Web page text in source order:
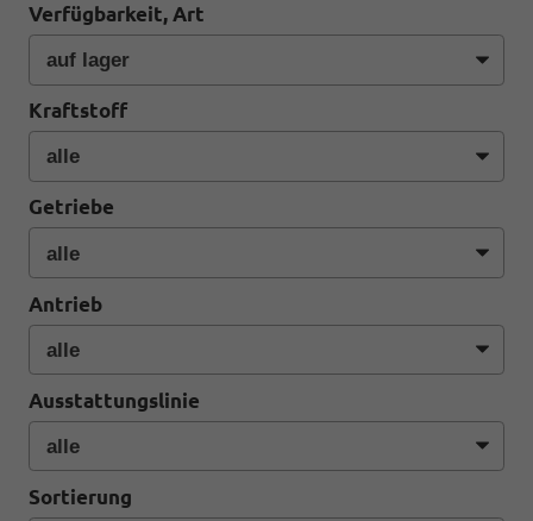
Verfügbarkeit, Art
Kraftstoff
Getriebe
Antrieb
Ausstattungslinie
Sortierung